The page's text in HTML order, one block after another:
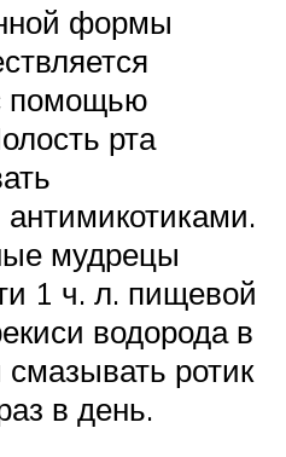
формы
помощью
рта
мудрецы
1 ч. л. пищевой
водорода в
ротик
в день.